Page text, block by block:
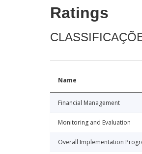
Ratings
Name
Financial Management
Monitoring and Evaluation
Overall Implementation